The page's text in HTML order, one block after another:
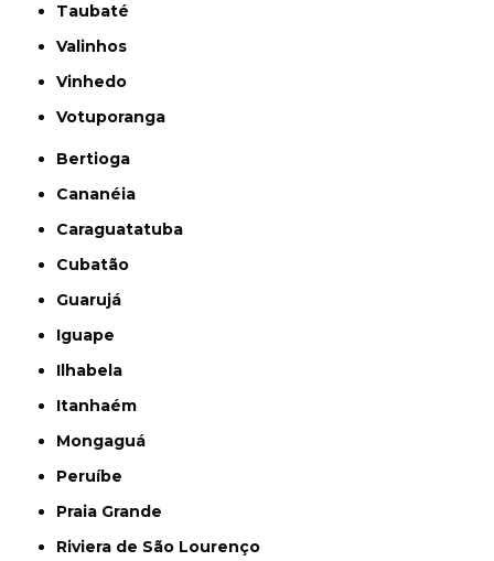
Taubaté
Valinhos
Vinhedo
Votuporanga
Bertioga
Cananéia
Caraguatatuba
Cubatão
Guarujá
Iguape
Ilhabela
Itanhaém
Mongaguá
Peruíbe
Praia Grande
Riviera de São Lourenço